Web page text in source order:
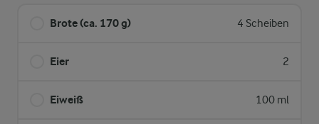
Brote (ca. 170 g) 4 Scheiben
Eier 2
Eiweiß 100 ml